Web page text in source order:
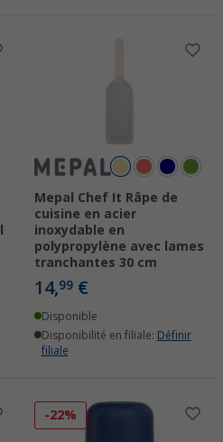
Mepal Chef It Râpe de
cuisine en acier
inoxydable en
polypropylène avec lames
tranchantes 30 cm
14,99 €
Disponible
Disponibilité en filiale: Définir
filiale
-22%